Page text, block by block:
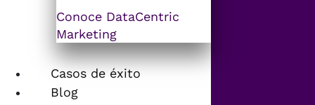
Conoce DataCentric
Marketing
Casos de éxito
Blog